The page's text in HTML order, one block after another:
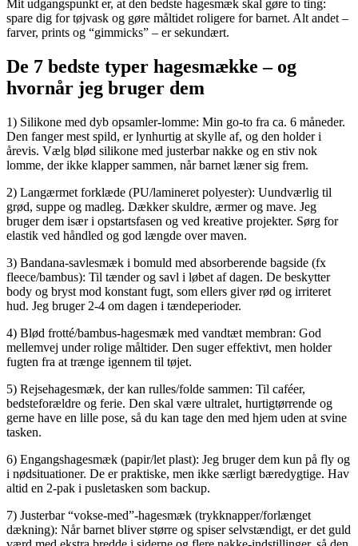
Mit udgangspunkt er, at den bedste hagesmæk skal gøre to ting:
spare dig for tøjvask og gøre måltidet roligere for barnet. Alt andet –
farver, prints og “gimmicks” – er sekundært.
De 7 bedste typer hagesmække – og
hvornår jeg bruger dem
1) Silikone med dyb opsamler-lomme: Min go-to fra ca. 6 måneder.
Den fanger mest spild, er lynhurtig at skylle af, og den holder i
årevis. Vælg blød silikone med justerbar nakke og en stiv nok
lomme, der ikke klapper sammen, når barnet læner sig frem.
2) Langærmet forklæde (PU/lamineret polyester): Uundværlig til
grød, suppe og madleg. Dækker skuldre, ærmer og mave. Jeg
bruger dem især i opstartsfasen og ved kreative projekter. Sørg for
elastik ved håndled og god længde over maven.
3) Bandana-savlesmæk i bomuld med absorberende bagside (fx
fleece/bambus): Til tænder og savl i løbet af dagen. De beskytter
body og bryst mod konstant fugt, som ellers giver rød og irriteret
hud. Jeg bruger 2-4 om dagen i tændeperioder.
4) Blød frotté/bambus-hagesmæk med vandtæt membran: God
mellemvej under rolige måltider. Den suger effektivt, men holder
fugten fra at trænge igennem til tøjet.
5) Rejsehagesmæk, der kan rulles/folde sammen: Til caféer,
bedsteforældre og ferie. Den skal være ultralet, hurtigtørrende og
gerne have en lille pose, så du kan tage den med hjem uden at svine
tasken.
6) Engangshagesmæk (papir/let plast): Jeg bruger dem kun på fly og
i nødsituationer. De er praktiske, men ikke særligt bæredygtige. Hav
altid en 2-pak i pusletasken som backup.
7) Justerbar “vokse-med”-hagesmæk (trykknapper/forlænget
dækning): Når barnet bliver større og spiser selvstændigt, er det guld